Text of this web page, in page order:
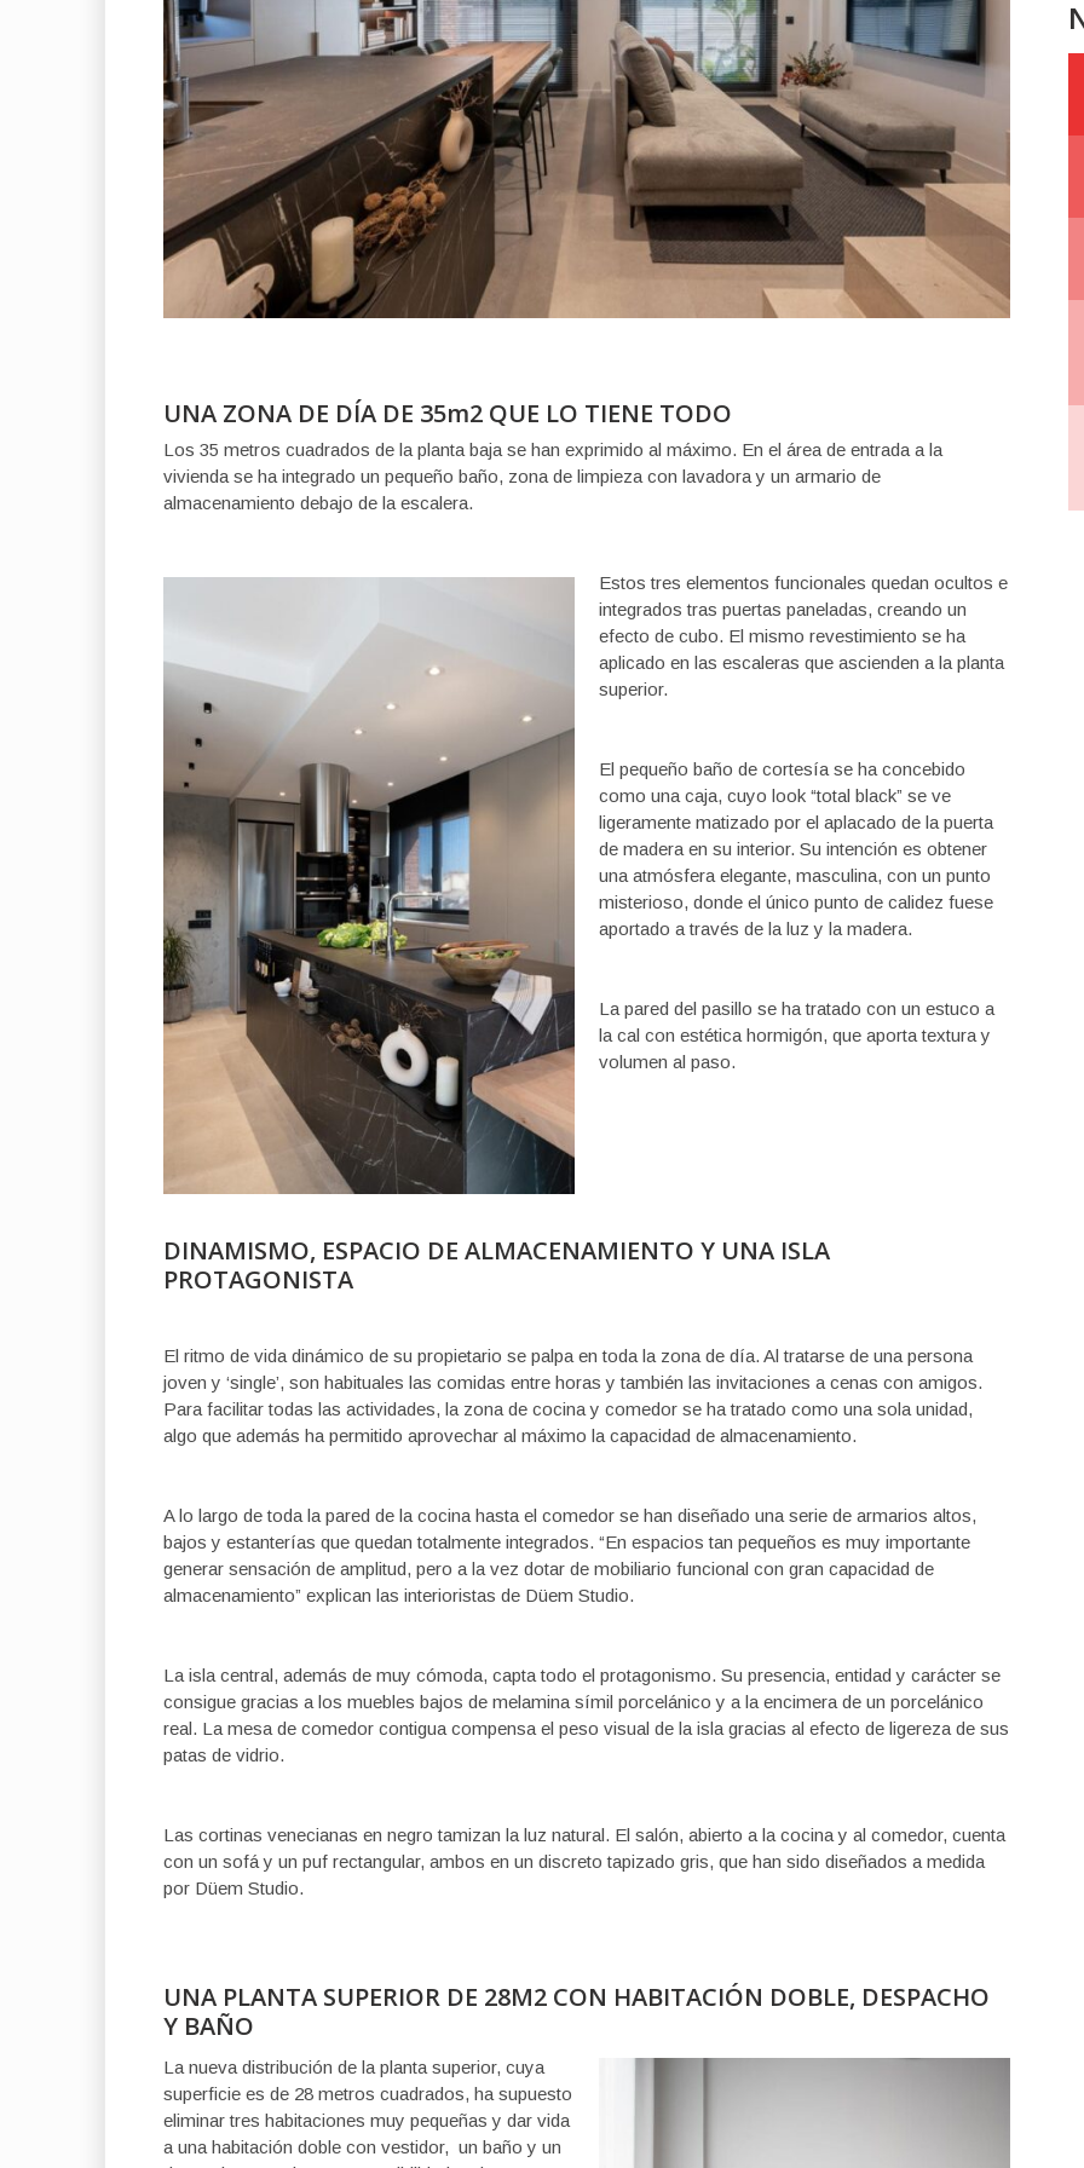
UNA ZONA DE DÍA DE 35m2 QUE LO TIENE TODO
Los 35 metros cuadrados de la planta baja se han exprimido al máximo. En el área de entrada a la
vivienda se ha integrado un pequeño baño, zona de limpieza con lavadora y un armario de
almacenamiento debajo de la escalera.
Estos tres elementos funcionales quedan ocultos e
integrados tras puertas paneladas, creando un
efecto de cubo. El mismo revestimiento se ha
aplicado en las escaleras que ascienden a la planta
superior.
El pequeño baño de cortesía se ha concebido
como una caja, cuyo look “total black” se ve
ligeramente matizado por el aplacado de la puerta
de madera en su interior. Su intención es obtener
una atmósfera elegante, masculina, con un punto
misterioso, donde el único punto de calidez fuese
aportado a través de la luz y la madera.
La pared del pasillo se ha tratado con un estuco a
la cal con estética hormigón, que aporta textura y
volumen al paso.
DINAMISMO, ESPACIO DE ALMACENAMIENTO Y UNA ISLA
PROTAGONISTA
El ritmo de vida dinámico de su propietario se palpa en toda la zona de día. Al tratarse de una persona
joven y ‘single’, son habituales las comidas entre horas y también las invitaciones a cenas con amigos.
Para facilitar todas las actividades, la zona de cocina y comedor se ha tratado como una sola unidad,
algo que además ha permitido aprovechar al máximo la capacidad de almacenamiento.
A lo largo de toda la pared de la cocina hasta el comedor se han diseñado una serie de armarios altos,
bajos y estanterías que quedan totalmente integrados. “En espacios tan pequeños es muy importante
generar sensación de amplitud, pero a la vez dotar de mobiliario funcional con gran capacidad de
almacenamiento” explican las interioristas de Düem Studio.
La isla central, además de muy cómoda, capta todo el protagonismo. Su presencia, entidad y carácter se
consigue gracias a los muebles bajos de melamina símil porcelánico y a la encimera de un porcelánico
real. La mesa de comedor contigua compensa el peso visual de la isla gracias al efecto de ligereza de sus
patas de vidrio.
Las cortinas venecianas en negro tamizan la luz natural. El salón, abierto a la cocina y al comedor, cuenta
con un sofá y un puf rectangular, ambos en un discreto tapizado gris, que han sido diseñados a medida
por Düem Studio.
UNA PLANTA SUPERIOR DE 28M2 CON HABITACIÓN DOBLE, DESPACHO
Y BAÑO
La nueva distribución de la planta superior, cuya
superficie es de 28 metros cuadrados, ha supuesto
eliminar tres habitaciones muy pequeñas y dar vida
a una habitación doble con vestidor, un baño y un